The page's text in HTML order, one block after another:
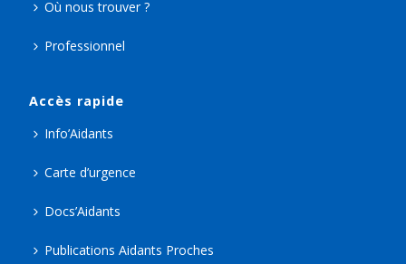
Où nous trouver ?
Professionnel
Accès rapide
Info’Aidants
Carte d’urgence
Docs’Aidants
Publications Aidants Proches